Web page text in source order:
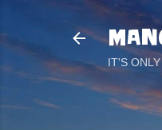
IT'S